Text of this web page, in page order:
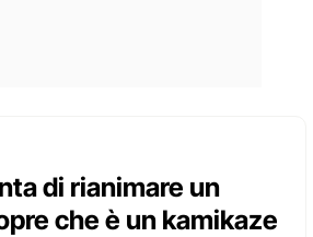
di rianimare un
che è un kamikaze